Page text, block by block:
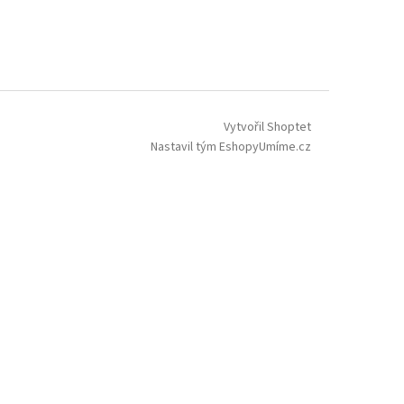
Vytvořil Shoptet
Nastavil tým EshopyUmíme.cz